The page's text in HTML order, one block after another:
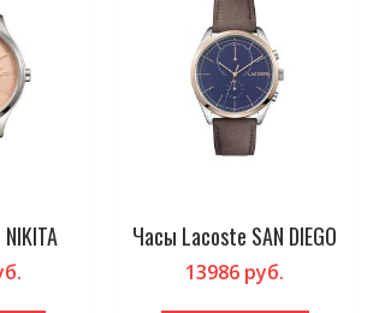
Часы Lacoste SAN DIEGO
13986 руб.